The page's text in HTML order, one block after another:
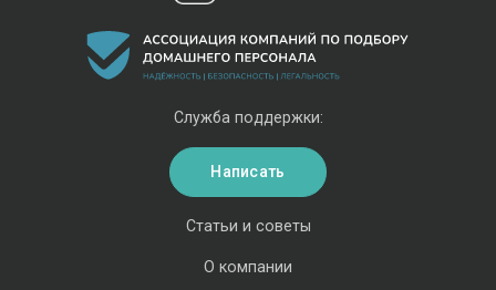
Статьи и советы
О компании
Служба поддержки:
Написать